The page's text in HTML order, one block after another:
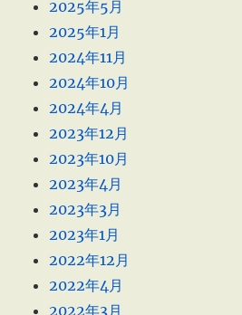
2025年5月
2025年1月
2024年11月
2024年10月
2024年4月
2023年12月
2023年10月
2023年4月
2023年3月
2023年1月
2022年12月
2022年4月
2022年3月